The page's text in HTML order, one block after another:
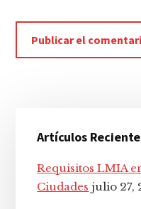
lateral
principal
Artículos
Requisitos LMIA
Ciudades julio 27,